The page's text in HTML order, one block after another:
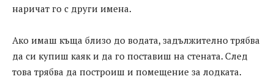
наричат го с други имена.
Ако имаш къща близо до водата, задължително трябва
да си купиш каяк и да го поставиш на стената. След
това трябва да построиш и помещение за лодката.